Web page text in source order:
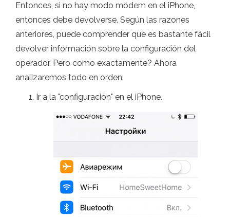
Entonces, si no hay modo módem en el iPhone,
entonces debe devolverse. Según las razones
anteriores, puede comprender que es bastante fácil
devolver información sobre la configuración del
operador. Pero como exactamente? Ahora
analizaremos todo en orden:
Ir a la "configuración" en el iPhone.